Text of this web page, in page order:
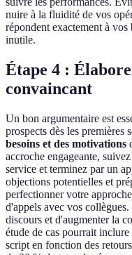
nuire à la fluidité de vos
répondent exactement à
inutile.
Étape 4 :
convaincant
Un bon argumentaire est
prospects dès les premières
besoins et des motivations
accroche engageante,
service et terminez par un
objections potentielles et
perfectionner votre
d'appels avec vos
discours et d'augmenter la
étude de cas pourrait
script en fonction des